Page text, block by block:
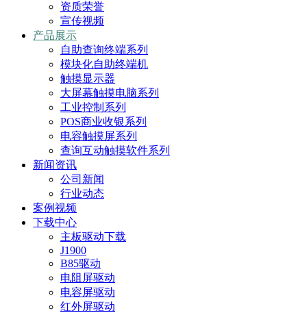
资质荣誉
宣传视频
产品展示
自助查询终端系列
模块化自助终端机
触摸显示器
大屏幕触摸电脑系列
工业控制系列
POS商业收银系列
电容触摸屏系列
查询互动触摸软件系列
新闻资讯
公司新闻
行业动态
案例视频
下载中心
主板驱动下载
J1900
B85驱动
电阻屏驱动
电容屏驱动
红外屏驱动